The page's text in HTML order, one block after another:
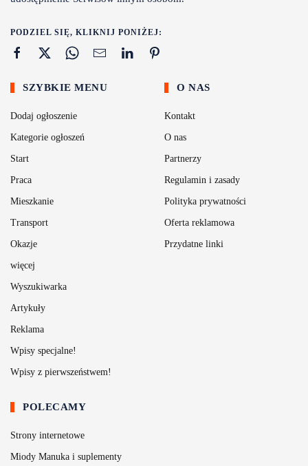
PODZIEL SIĘ, KLIKNIJ PONIŻEJ:
SZYBKIE MENU
Dodaj ogłoszenie
Kategorie ogłoszeń
Start
Praca
Mieszkanie
Transport
Okazje
więcej
Wyszukiwarka
Artykuły
Reklama
Wpisy specjalne!
Wpisy z pierwszeństwem!
O NAS
Kontakt
O nas
Partnerzy
Regulamin i zasady
Polityka prywatności
Oferta reklamowa
Przydatne linki
POLECAMY
Strony internetowe
Miody Manuka i suplementy